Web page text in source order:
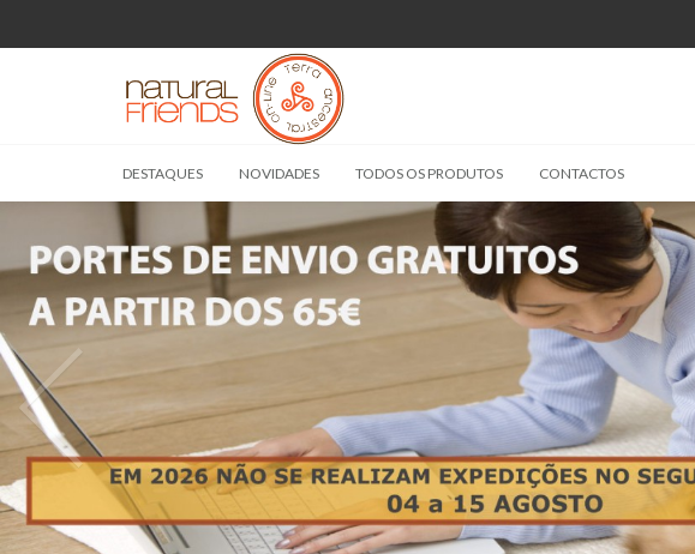
DESTAQUES NOVIDADES TODOS OS PRODUTOS CONTACTOS